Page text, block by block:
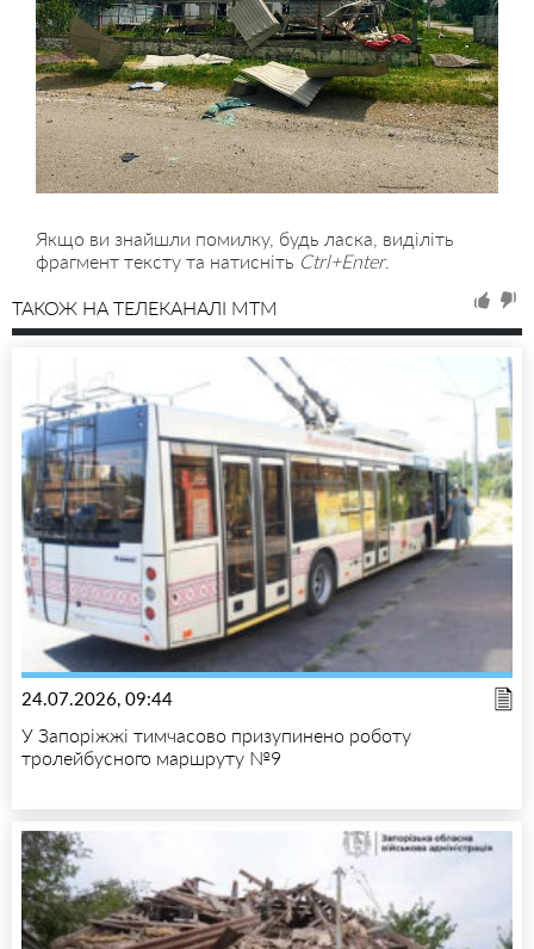
Якщо ви знайшли помилку, будь ласка, виділіть
фрагмент тексту та натисніть Ctrl+Enter.
ТАКОЖ НА ТЕЛЕКАНАЛІ MTM
24.07.2026, 09:44
У Запоріжжі тимчасово призупинено роботу
тролейбусного маршруту №9